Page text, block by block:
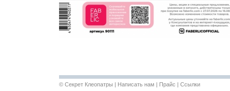
© Секрет Клеопатры Написать нам Прайс Ссылки